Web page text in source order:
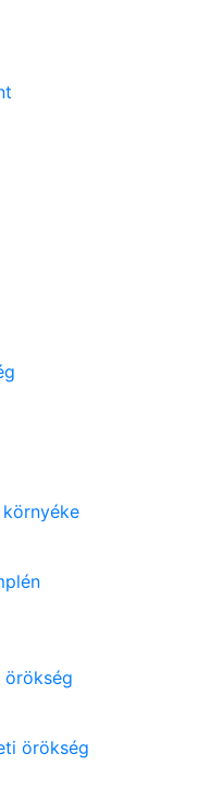
környéke
örökség
örökség